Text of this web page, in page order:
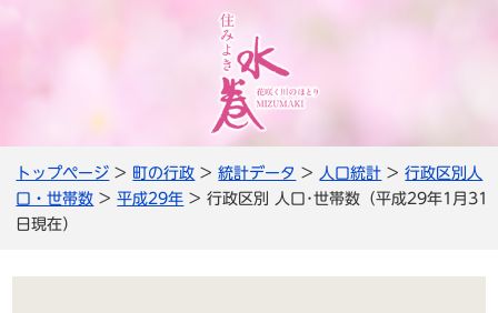
トップページ > 町の行政 >統計データ > 人口統計 >行政区別人
口・世帯数 >平成29年 > 行政区別 人口･世帯数（平成29年1月31
日現在）